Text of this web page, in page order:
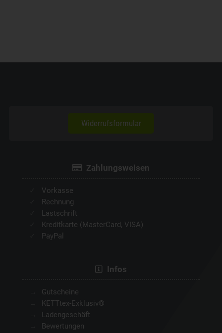
Widerrufsformular
Zahlungsweisen
Vorkasse
Rechnung
Lastschrift
Kreditkarte (MasterCard, VISA)
PayPal
Infos
Gutscheine
KETTtex-Exklusiv®
Ladengeschäft
Bewertungen